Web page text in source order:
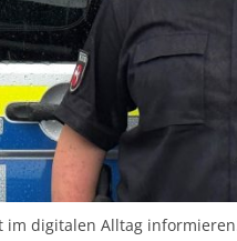
im digitalen Alltag